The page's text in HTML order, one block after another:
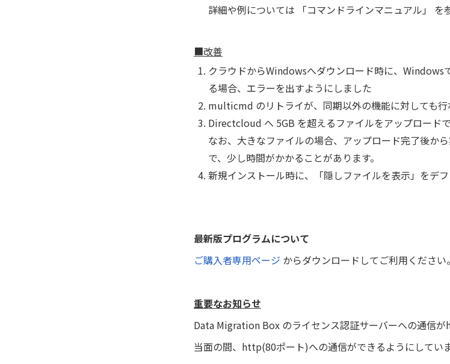
詳細や例については 「コマンドラインマニュアル」 を
■改善
クラウドからWindowsへダウンロード時に、Windows
る場合、エラーを出すようにしました
multicmd のリトライが、同期以外の機能に対しても行
Directcloud へ 5GB を超えるファイルをアップロード
なお、大きなファイルの場合、アップロード完了後か
で、少し時間がかかることがあります。
新規インストール時に、「隠しファイルを表示」をデ
最新版プログラムについて
ご購入者専用ページ からダウンロードしてご利用ください。
重要なお知らせ
Data Migration Box のライセンス認証サーバーへの通信が
当面の間、http(80ポート)への通信ができるようにしてい